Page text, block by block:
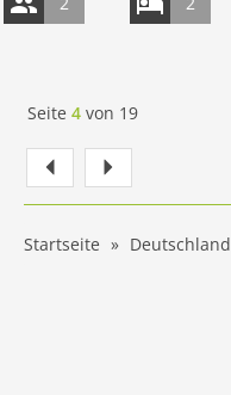
Seite 4 von 19
Startseite Deutschland